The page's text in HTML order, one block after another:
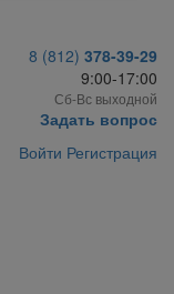
8 (812) 378-39-29
9:00-17:00
Сб-Вс выходной
Задать вопрос
Войти Регистрация